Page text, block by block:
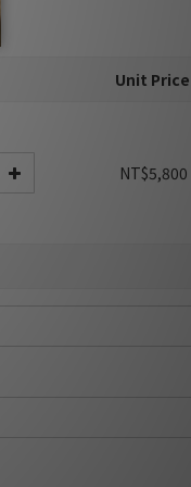
Unit Price
NT$5,800